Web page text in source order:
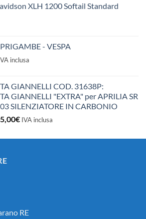
XLH 1200 Softail Standard
- VESPA
inclusa
GIANNELLI COD. 31638P:
GIANNELLI "EXTRA" per APRILIA SR
SILENZIATORE IN CARBONIO
€Il
attuale
IVA inclusa
RE